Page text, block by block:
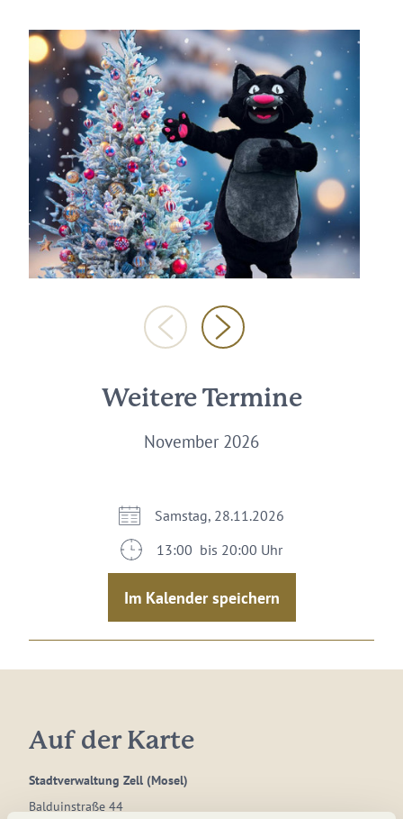
Weitere Termine
November 2026
Samstag, 28.11.2026
13:00 bis 20:00 Uhr
Im Kalender speichern
Auf der Karte
Stadtverwaltung Zell (Mosel)
Balduinstraße 44